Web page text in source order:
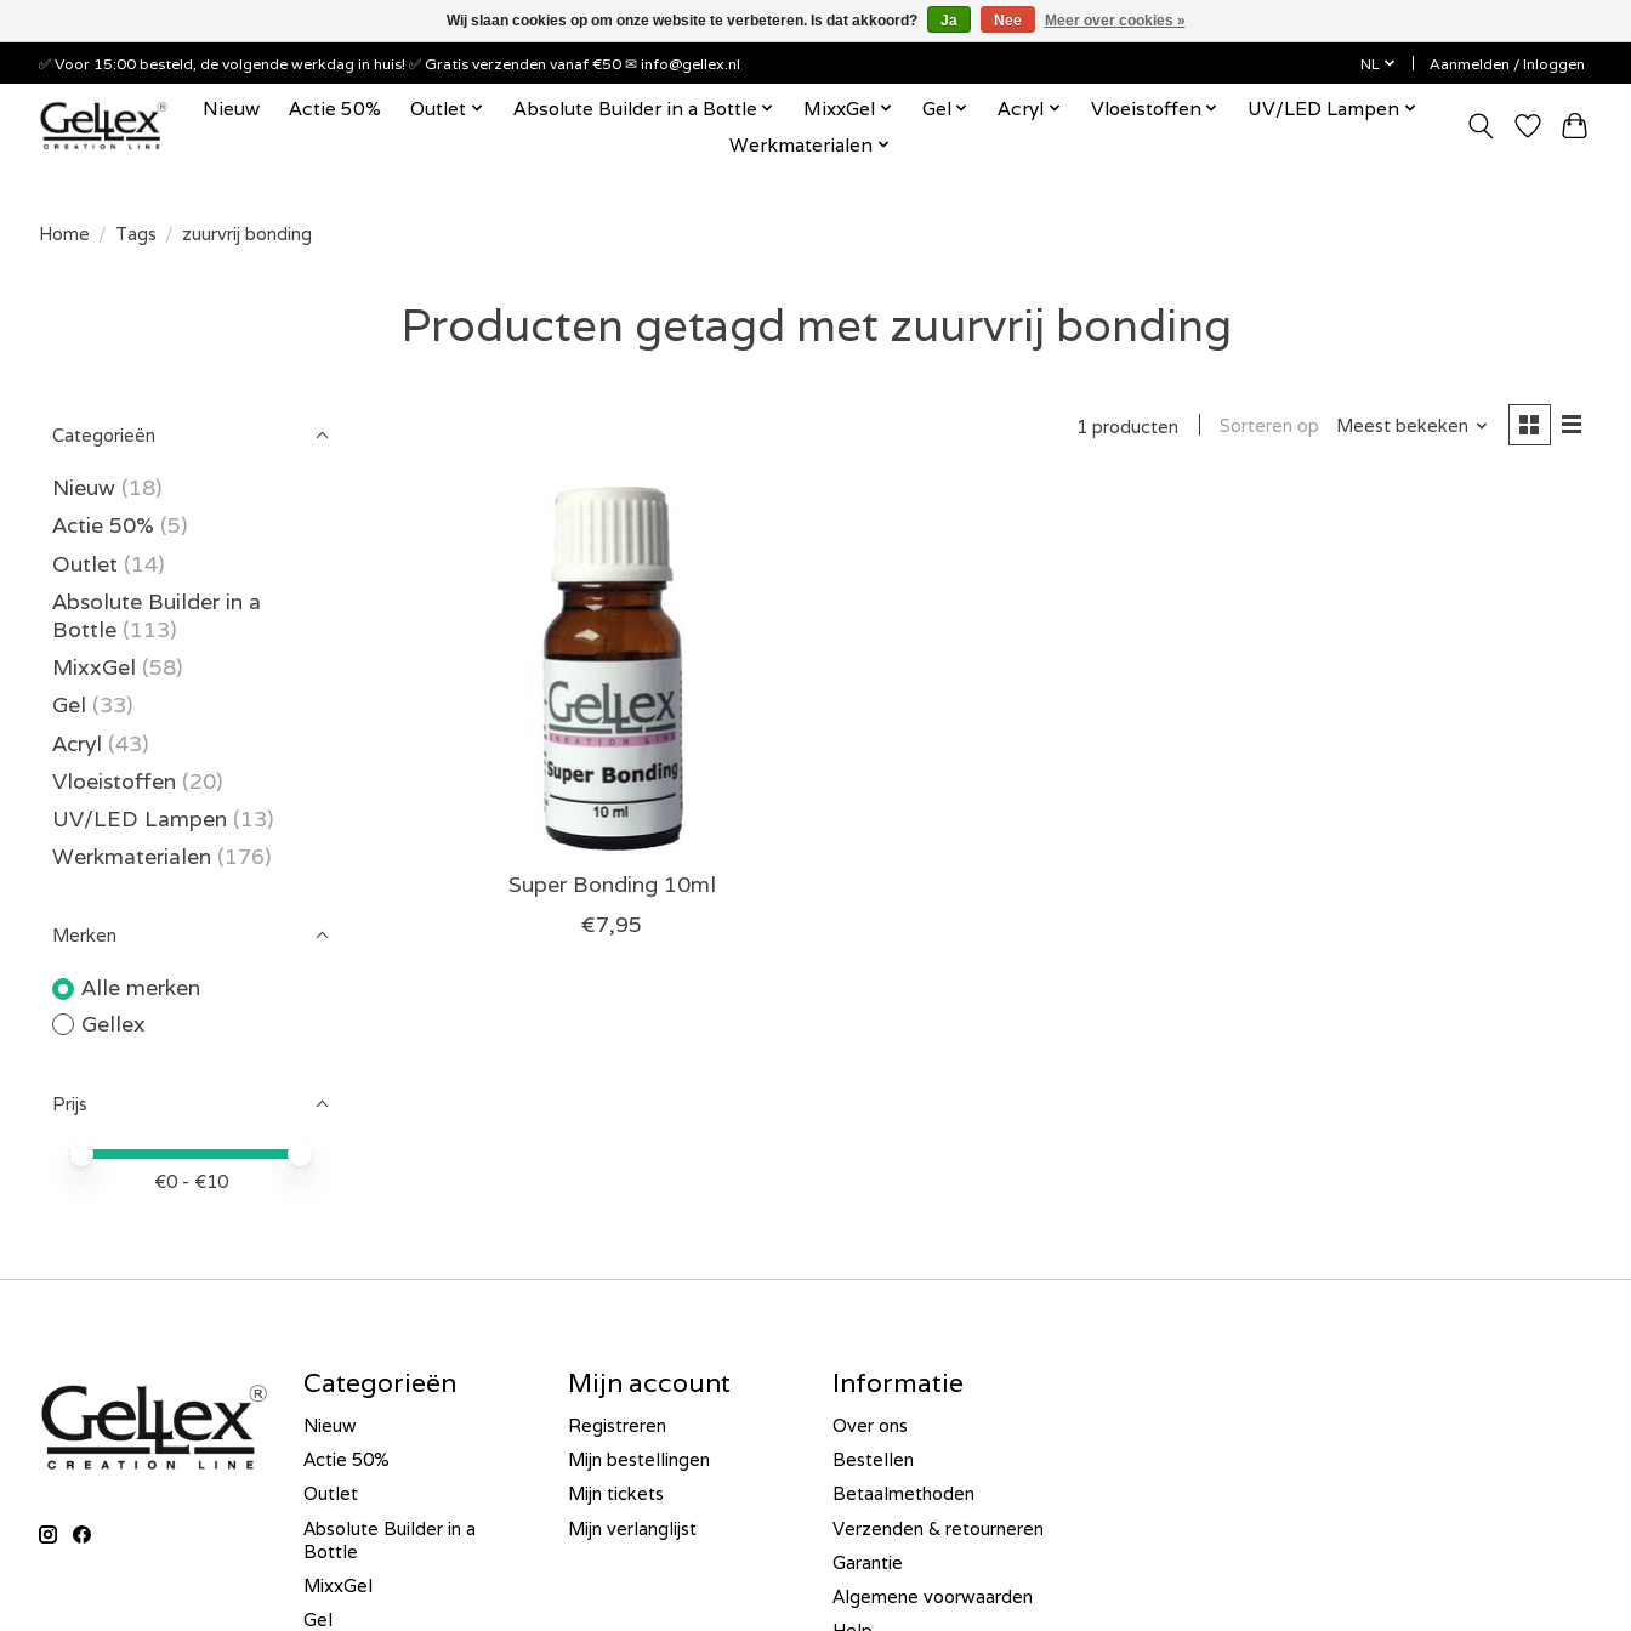
✅ Voor 15:00 besteld, de volgende werkdag in huis! ✅ Gratis verzenden vanaf €50 ✉ info@gellex.nl NL Aanmelden / Inloggen
Nieuw Actie 50% Outlet Absolute Builder in a Bottle MixxGel Gel Acryl Vloeistoffen
UV/LED Lampen
Werkmaterialen
Home / Tags / zuurvrij bonding
Producten getagd met zuurvrij bonding
Categorieën
Nieuw (18)
Actie 50% (5)
Outlet (14)
Absolute Builder in a
Bottle (113)
MixxGel (58)
Gel (33)
Acryl (43)
Vloeistoffen (20)
UV/LED Lampen (13)
Werkmaterialen (176)
Merken
Alle merken
Gellex
Prijs
Minimale prijswaarde
Price maximum value
€0- €10
1 producten Sorteren op Meest bekeken
Super Bonding 10ml
€7,95
Categorieën
Nieuw
Actie 50%
Outlet
Absolute Builder in a
Bottle
MixxGel
Gel
Mijn account
Registreren
Mijn bestellingen
Mijn tickets
Mijn verlanglijst
Informatie
Over ons
Bestellen
Betaalmethoden
Verzenden & retourneren
Garantie
Algemene voorwaarden
Wij slaan cookies op om onze website te verbeteren. Is dat akkoord? Ja Nee Meer over cookies »